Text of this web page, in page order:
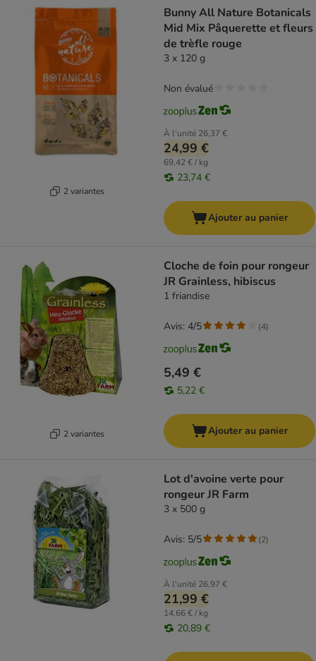
2 variantes
Bunny All Nature Botanicals
Mid Mix Pâquerette et fleurs
de trèfle rouge
3 x 120 g
À l'unité 26,37 €
24,99 €
69,42 € / kg
23,74 €
Non évalué
Ajouter au panier
2 variantes
Cloche de foin pour rongeur
JR Grainless, hibiscus
1 friandise
5,49 €
5,22 €
Avis: 4/5 (4)
Ajouter au panier
Lot d'avoine verte pour
rongeur JR Farm
3 x 500 g
À l'unité 26,97 €
21,99 €
14,66 € / kg
20,89 €
Avis: 5/5 (2)